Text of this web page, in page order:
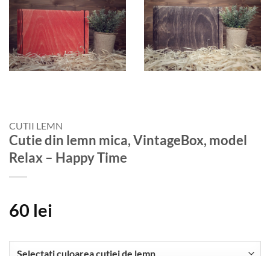
CUTII LEMN
Cutie din lemn mica, VintageBox, model
Relax – Happy Time
60 lei